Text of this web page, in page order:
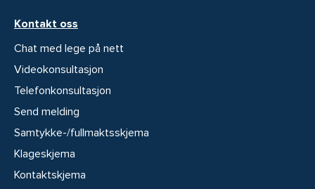
Kontakt oss
Chat med lege på nett
Videokonsultasjon
Telefonkonsultasjon
Send melding
Samtykke-/fullmaktsskjema
Klageskjema
Kontaktskjema